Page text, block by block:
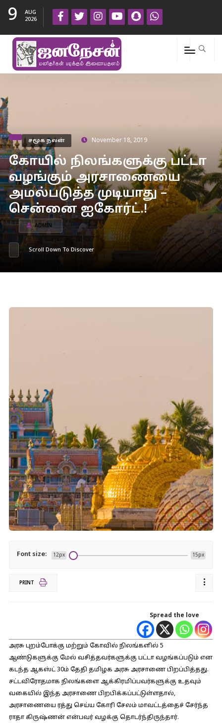
9
AUG
2026
சமூக நலன் November 18, 2019
கோயில் நிலங்களுக்கு பட்டா
வழங்கும் அரசாணையை
அமல்படுத்த முடியாது –
சென்னை ஐகோர்ட்.!
ADMIN
Scroll Down To Discover
Font size: 12px 15px
PRINT
Spread the love
அரசு புறம்போக்கு மற்றும் கோவில் நிலங்களில் 5
ஆண்டுகளுக்கு மேல் வசித்தவர்களுக்கு பட்டா வழங்கப்படும் என
கடந்த ஆகஸ்ட் 30ம் தேதி தமிழக அரசு அரசாணை பிறப்பித்தது.
சட்டவிரோதமாக நிலங்களை ஆக்கிரமிப்பவர்களுக்கு உதவும்
வகையில் இந்த அரசாணை பிறபிக்கப்பட்டுள்ளதால்,
அரசாணையை ரத்து செய்ய கோரி சேலம் மாவட்டத்தைச் சேர்ந்த
ராதா கிருஷ்ணன் என்பவர் வழக்கு தொடர்ந்திருந்தார்.